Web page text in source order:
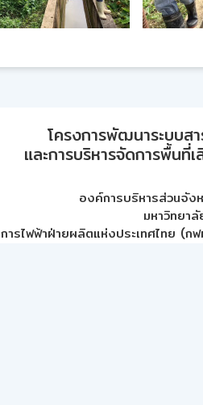
โครงการพัฒนาระบบส
และการบริหารจัดการพื้นที่
องค์การบริหารส่วนจัง
มหาวิทยา
การไฟฟ้าฝ่ายผลิตแห่งประเทศไทย (กฟ